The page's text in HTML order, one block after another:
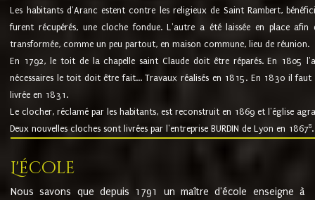
Les habitants d'Aranc estent contre les religieux de Saint Rambert,
furent récupérés, une cloche fondue. L'autre a été laissée en place
transformée, comme un peu partout, en maison commune, lieu de réunion.
En 1792, le toit de la chapelle saint Claude doit être réparés. En 1805
nécessaires le toit doit être fait... Travaux réalisés en 1815. En 1830 il
livrée en 1831.
Le clocher, réclamé par les habitants, est reconstruit en 1869 et l'église
Deux nouvelles cloches sont livrées par l'entreprise BURDIN de Lyon en 18678.
L'école
Nous savons que depuis 1791 un maître d'école enseigne à